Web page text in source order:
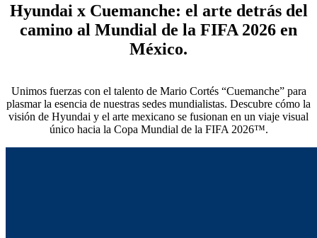
Hyundai x Cuemanche: el arte detrás del
camino al Mundial de la FIFA 2026 en
México.
Unimos fuerzas con el talento de Mario Cortés “Cuemanche” para
plasmar la esencia de nuestras sedes mundialistas. Descubre cómo la
visión de Hyundai y el arte mexicano se fusionan en un viaje visual
único hacia la Copa Mundial de la FIFA 2026™.